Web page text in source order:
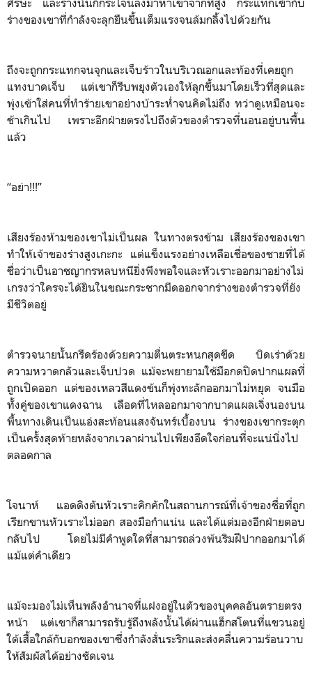
ร่างของเขาที่กำลังจะลุกยืนขึ้นเต็มแรงจนล้มกลิ้งไปด้วยกัน
ถึงจะถูกกระแทกจนจุกและเจ็บร้าวในบริเวณอกและท้องที่เคยถูก
แทงบาดเจ็บ แต่เขาก็รีบพยุงตัวเองให้ลุกขึ้นมาโดยเร็วที่สุดและ
พุ่งเข้าใส่คนที่ทำร้ายเขาอย่างบ้าระห่ำจนคิดไม่ถึง ทว่าดูเหมือนจะ
ช้าเกินไป เพราะอีกฝ่ายตรงไปถึงตัวของตำรวจที่นอนอยู่บนพื้น
แล้ว
“อย่า!!!”
เสียงร้องห้ามของเขาไม่เป็นผล ในทางตรงข้าม เสียงร้องของเขา
ทำให้เจ้าของร่างสูงเกะกะ แต่แข็งแรงอย่างเหลือเชื่อของชายที่ได้
ชื่อว่าเป็นอาชญากรหลบหนียิ่งพึงพอใจและหัวเราะออกมาอย่างไม่
เกรงว่าใครจะได้ยินในขณะกระชากมีดออกจากร่างของตำรวจที่ยัง
มีชีวิตอยู่
ตำรวจนายนั้นกรีดร้องด้วยความตื่นตระหนกสุดขีด บิดเร่าด้วย
ความหวาดกลัวและเจ็บปวด แม้จะพยายามใช้มือกดปิดปากแผลที่
ถูกเปิดออก แต่ของเหลวสีแดงข้นก็พุ่งทะลักออกมาไม่หยุด จนมือ
ทั้งคู่ของเขาแดงฉาน เลือดที่ไหลออกมาจากบาดแผลเจิ่งนองบน
พื้นทางเดินเป็นแอ่งสะท้อนแสงจันทร์เบื้องบน ร่างของเขากระตุก
เป็นครั้งสุดท้ายหลังจากเวลาผ่านไปเพียงอึดใจก่อนที่จะแน่นิ่งไป
ตลอดกาล
โจนาห์ แอดดิงตันหัวเราะคิกคักในสถานการณ์ที่เจ้าของชื่อที่ถูก
เรียกขานหัวเราะไม่ออก สองมือกำแน่น และได้แต่มองอีกฝ่ายตอบ
กลับไป โดยไม่มีคำพูดใดที่สามารถล่วงพ้นริมฝีปากออกมาได้
แม้แต่คำเดียว
แม้จะมองไม่เห็นพลังอำนาจที่แฝงอยู่ในตัวของบุคคลอันตรายตรง
หน้า แต่เขาก็สามารถรับรู้ถึงพลังนั้นได้ผ่านแฮ็กสโตนที่แขวนอยู่
ใต้เสื้อใกล้กับอกของเขาซึ่งกำลังสั่นระริกและส่งคลื่นความร้อนวาบ
ให้สัมผัสได้อย่างชัดเจน